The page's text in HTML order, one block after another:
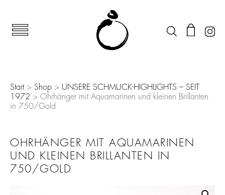
Start> Shop > UNSERE SCHMUCK-HIGHLIGHTS – SEIT
1972 > Ohrhänger mit Aquamarinen und kleinen Brillanten
in 750/Gold
OHRHÄNGER MIT AQUAMARINEN
UND KLEINEN BRILLANTEN IN
750/GOLD